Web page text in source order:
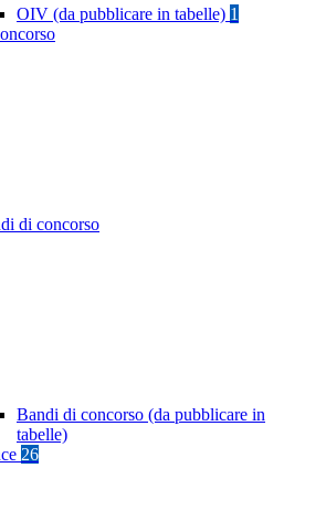
OIV (da pubblicare in tabelle) 1
di concorso
Bandi di concorso (da pubblicare in
tabelle)
26